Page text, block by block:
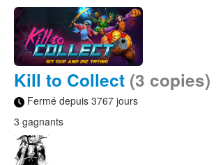
Kill to Collect (3 copies)
Fermé depuis 3767 jours
3 gagnants